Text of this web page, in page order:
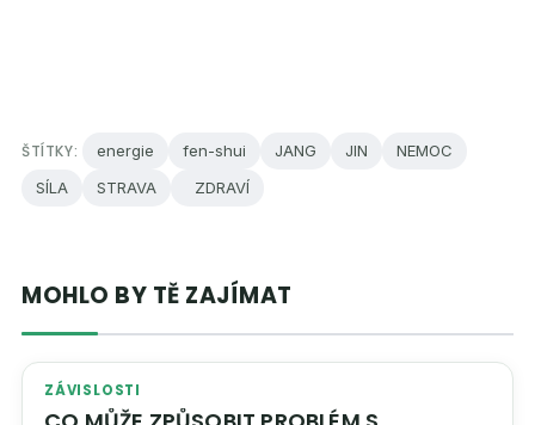
ŠTÍTKY: energie fen-shui JANG JIN
NEMOC
SÍLA
STRAVA ZDRAVÍ
MOHLO BY TĚ ZAJÍMAT
ZÁVISLOSTI